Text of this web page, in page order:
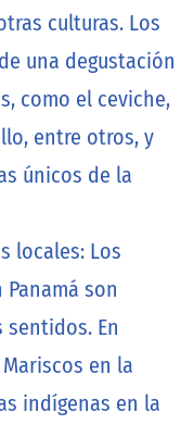
culturas. Los
una degustación
como el ceviche,
entre otros, y
únicos de la
locales: Los
son
En
en la
indígenas en la